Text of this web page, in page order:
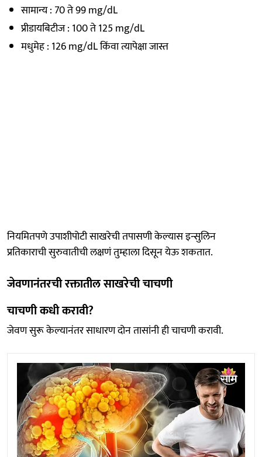
सामान्य : 70 ते 99 mg/dL
प्रीडायबिटीज : 100 ते 125 mg/dL
मधुमेह : 126 mg/dL किंवा त्यापेक्षा जास्त
नियमितपणे उपाशीपोटी साखरेची तपासणी केल्यास इन्सुलिन
प्रतिकाराची सुरुवातीची लक्षणं तुम्हाला दिसून येऊ शकतात.
जेवणानंतरची रक्तातील साखरेची चाचणी
चाचणी कधी करावी?
जेवण सुरू केल्यानंतर साधारण दोन तासांनी ही चाचणी करावी.